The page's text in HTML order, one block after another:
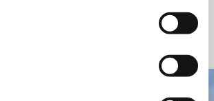
ChurchDesk-Login